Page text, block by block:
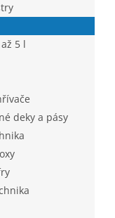
5 l
deky a pásy